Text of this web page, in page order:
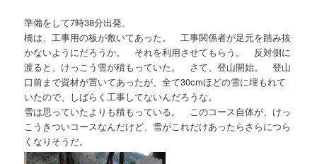
準備をして7時38分出発。
橋は、工事用の板が敷いてあった。 工事関係者が足元を踏み抜
かないようにだろうか。 それを利用させてもらう。 反対側に
渡ると、けっこう雪が積もっていた。 さて、登山開始。 登山
口前まで資材が置いてあったが、全て30cmほどの雪に埋もれて
いたので、しばらく工事してないんだろうな。
雪は思っていたよりも積もっている。 このコース自体が、けっ
こうきついコースなんだけど、雪がこれだけあったらさらにつら
くなりそうだ。